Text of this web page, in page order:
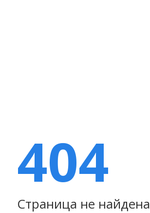
404
Страница не найдена